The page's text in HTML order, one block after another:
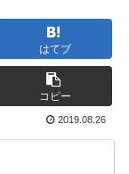
はてブ
コピー
2019.08.26